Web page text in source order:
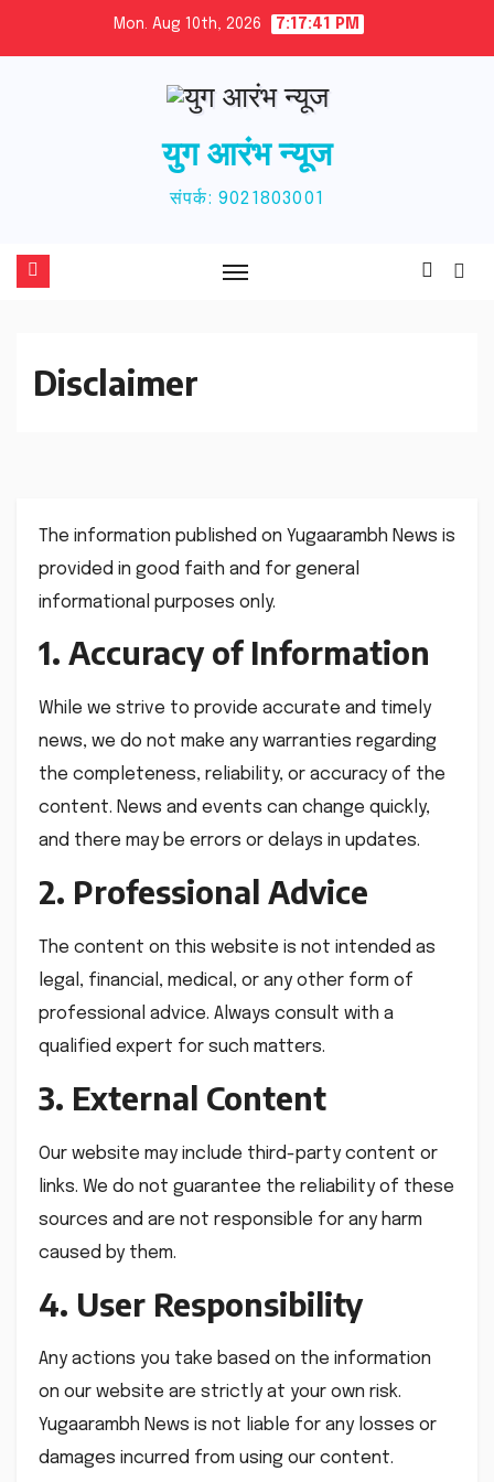
Mon. Aug 10th, 2026 7:17:41 PM
युग आरंभ न्यूज
संपर्क: 9021803001
Disclaimer
The information published on Yugaarambh News is
provided in good faith and for general
informational purposes only.
1. Accuracy of Information
While we strive to provide accurate and timely
news, we do not make any warranties regarding
the completeness, reliability, or accuracy of the
content. News and events can change quickly,
and there may be errors or delays in updates.
2. Professional Advice
The content on this website is not intended as
legal, financial, medical, or any other form of
professional advice. Always consult with a
qualified expert for such matters.
3. External Content
Our website may include third-party content or
links. We do not guarantee the reliability of these
sources and are not responsible for any harm
caused by them.
4. User Responsibility
Any actions you take based on the information
on our website are strictly at your own risk.
Yugaarambh News is not liable for any losses or
damages incurred from using our content.